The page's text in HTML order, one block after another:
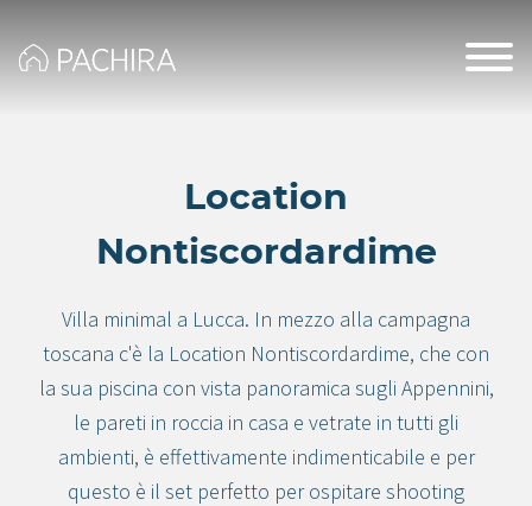
Location
Nontiscordardime
Villa minimal a Lucca. In mezzo alla campagna
toscana c'è la Location Nontiscordardime, che con
la sua piscina con vista panoramica sugli Appennini,
le pareti in roccia in casa e vetrate in tutti gli
ambienti, è effettivamente indimenticabile e per
questo è il set perfetto per ospitare shooting